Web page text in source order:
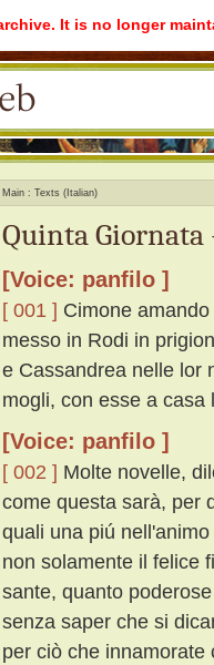
It is no longer
Main Texts (Italian)
Quinta
[Voice: panfilo ]
[ 001 ] Cimone
messo in Rodi in
e Cassandrea nelle lor
mogli, con esse a casa
[Voice: panfilo ]
[ 002 ] Molte novelle,
come questa sarà, per
quali una piú
non solamente il felice
sante, quanto
senza saper che si
per ciò che